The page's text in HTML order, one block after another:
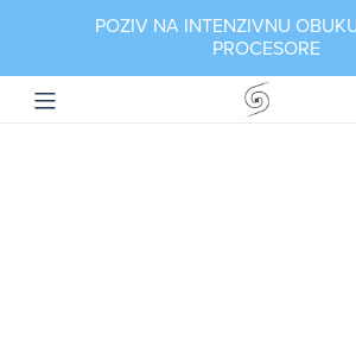
POZIV NA INTENZIVNU
PROCESORE